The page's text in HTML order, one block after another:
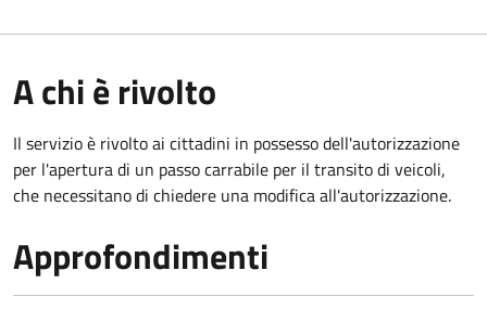
A chi è rivolto
Il servizio è rivolto ai cittadini in possesso dell'autorizzazione
per l'apertura di un passo carrabile per il transito di veicoli,
che necessitano di chiedere una modifica all'autorizzazione.
Approfondimenti